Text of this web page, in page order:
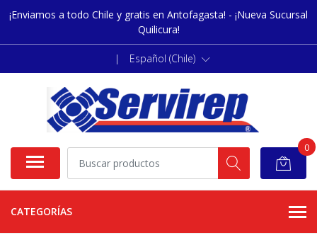
¡Enviamos a todo Chile y gratis en Antofagasta! - ¡Nueva Sucursal
Quilicura!
| Español (Chile)
0
CATEGORÍAS